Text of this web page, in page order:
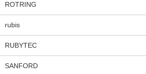
ROTRING
rubis
RUBYTEC
SANFORD